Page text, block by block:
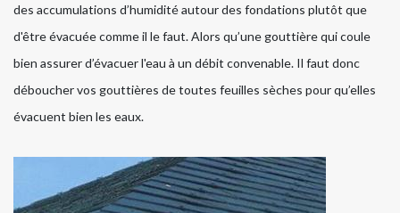
des accumulations d’humidité autour des fondations plutôt que
d'être évacuée comme il le faut. Alors qu’une gouttière qui coule
bien assurer d’évacuer l'eau à un débit convenable. Il faut donc
déboucher vos gouttières de toutes feuilles sèches pour qu’elles
évacuent bien les eaux.